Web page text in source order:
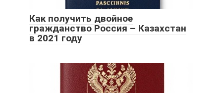
Как получить двойное
гражданство Россия – Казахстан
в 2021 году